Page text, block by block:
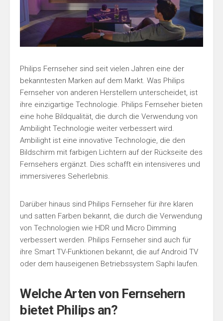
Philips Fernseher sind seit vielen Jahren eine der
bekanntesten Marken auf dem Markt. Was Philips
Fernseher von anderen Herstellern unterscheidet, ist
ihre einzigartige Technologie. Philips Fernseher bieten
eine hohe Bildqualität, die durch die Verwendung von
Ambilight Technologie weiter verbessert wird.
Ambilight ist eine innovative Technologie, die den
Bildschirm mit farbigen Lichtern auf der Rückseite des
Fernsehers ergänzt. Dies schafft ein intensiveres und
immersiveres Seherlebnis.
Darüber hinaus sind Philips Fernseher für ihre klaren
und satten Farben bekannt, die durch die Verwendung
von Technologien wie HDR und Micro Dimming
verbessert werden. Philips Fernseher sind auch für
ihre Smart TV-Funktionen bekannt, die auf Android TV
oder dem hauseigenen Betriebssystem Saphi laufen.
Welche Arten von Fernsehern
bietet Philips an?